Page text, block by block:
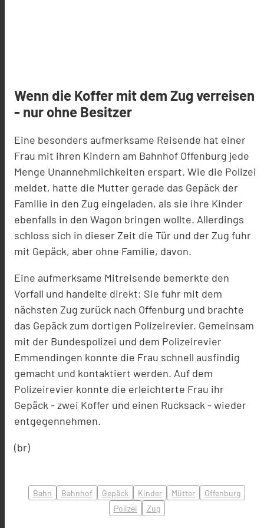
Wenn die Koffer mit dem Zug verreisen
- nur ohne Besitzer
Eine besonders aufmerksame Reisende hat einer
Frau mit ihren Kindern am Bahnhof Offenburg jede
Menge Unannehmlichkeiten erspart. Wie die Polizei
meldet, hatte die Mutter gerade das Gepäck der
Familie in den Zug eingeladen, als sie ihre Kinder
ebenfalls in den Wagon bringen wollte. Allerdings
schloss sich in dieser Zeit die Tür und der Zug fuhr
mit Gepäck, aber ohne Familie, davon.
Eine aufmerksame Mitreisende bemerkte den
Vorfall und handelte direkt: Sie fuhr mit dem
nächsten Zug zurück nach Offenburg und brachte
das Gepäck zum dortigen Polizeirevier. Gemeinsam
mit der Bundespolizei und dem Polizeirevier
Emmendingen konnte die Frau schnell ausfindig
gemacht und kontaktiert werden. Auf dem
Polizeirevier konnte die erleichterte Frau ihr
Gepäck - zwei Koffer und einen Rucksack - wieder
entgegennehmen.
(br)
Bahn Bahnhof Gepäck Kinder Mütter
Offenburg
Polizei
Zug